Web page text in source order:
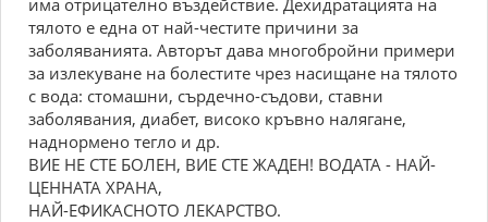
има отрицателно въздействие. Дехидратацията на
тялото е една от най-честите причини за
заболяванията. Авторът дава многобройни примери
за излекуване на болестите чрез насищане на тялото
с вода: стомашни, сърдечно-съдови, ставни
заболявания, диабет, високо кръвно налягане,
наднормено тегло и др.
ВИЕ НЕ СТЕ БОЛЕН, ВИЕ СТЕ ЖАДЕН! ВОДАТА - НАЙ-
ЦЕННАТА ХРАНА,
НАЙ-ЕФИКАСНОТО ЛЕКАРСТВО.